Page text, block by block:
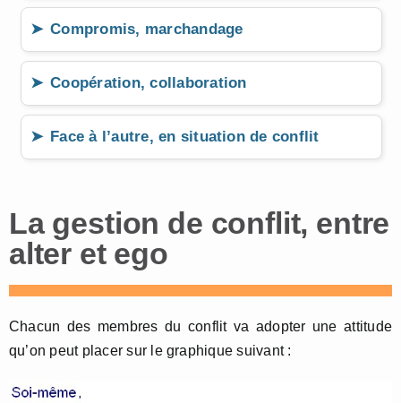
Compromis, marchandage
Coopération, collaboration
Face à l’autre, en situation de conflit
La gestion de conflit, entre
alter et ego
Chacun des membres du conflit va adopter une attitude
qu’on peut placer sur le graphique suivant :